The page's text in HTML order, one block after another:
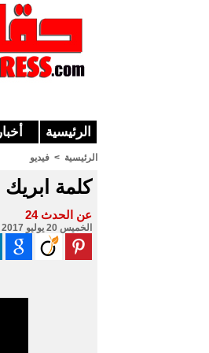
الرئيسية أخبار
الرئيسية > فيديو
كلمة
عن الحدث 24
الخميس 20 يوليو 2017